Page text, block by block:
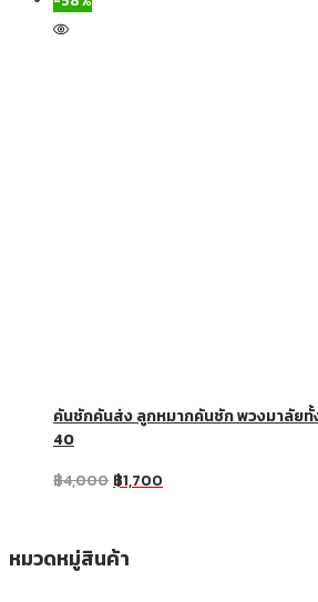
คันชักคันส่ง ลูกหมากคันชัก พวงมาลัยทั้
40
฿4,000฿1,700
หมวดหมู่สินค้า